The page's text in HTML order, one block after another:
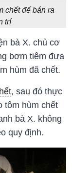
chết để bán ra
trí
bà X. chủ cơ
bơm tiêm đưa
hùm đã chết.
, sau đó thực
tôm hùm chết
bà X. không
quy định.